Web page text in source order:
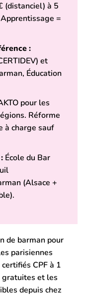
(distanciel) à 5
=
:
et
Éducation
pour les
Réforme
à charge sauf
École du Bar
(Alsace +
de barman pour
parisiennes
CPF à 1
et les
depuis chez